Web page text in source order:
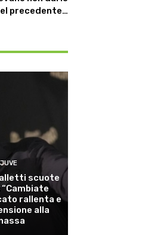
precedente…
scuote
rallenta e
alla